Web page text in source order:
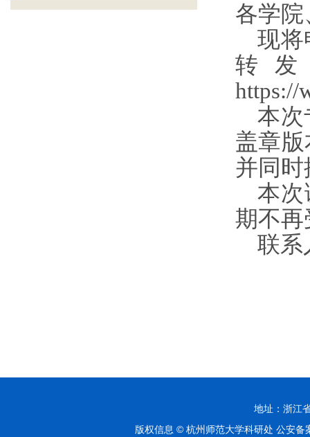
各学
现将
转
https://
本次
盖章
并同
本次
期不再
联系
地址：浙江
版权信息 © 杭州师范大学科研处 公安